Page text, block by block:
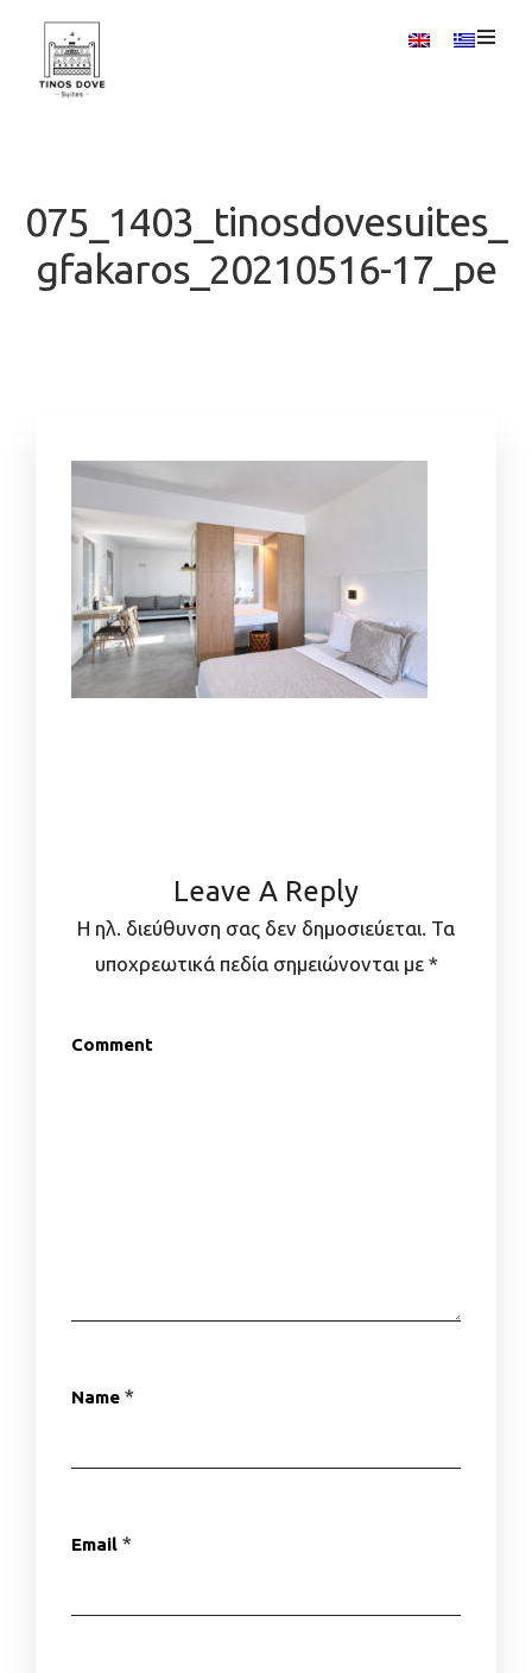
075_1403_tinosdovesuites_
gfakaros_20210516-17_pe
Leave A Reply
Η ηλ. διεύθυνση σας δεν δημοσιεύεται. Τα
υποχρεωτικά πεδία σημειώνονται με *
Comment
Name *
Email *